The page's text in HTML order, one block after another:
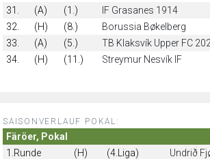
31.
(A) (1.) IF Grasanes 1914
32.
(H) (8.) Borussia Bøkelberg
33.
(A) (5.) TB Klaksvík Upper FC
34.
(H) (11.) Streymur Nesvík IF
SAISONVERLAUF POKAL:
Färöer, Pokal
1.Runde
(H) (4.Liga) Undrið